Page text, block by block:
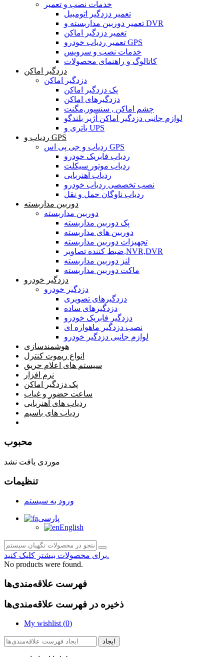
خدمات نصب و تعمیر
تعمیر دزدگیر اتومبیل
تعمیر دوربین مداربسته و DVR
تعمیر دزدگیر اماکن
تعمیر ردیاب خودرو GPS
خدمات نصب و سرویس
کاتالوگ و راهنمای محصولات
دزدگیر اماکن
دزدگیر اماکن
پک دزدگیر اماکن
دزدگیرهای اماکن
چشم اماکن , سنسور,مگنت
لوازم جانبی دزدگیر اماکن آژیر بلندگو
باتری و UPS
ردیاب و GPS
ردیاب و جی پی اس GPS
ردیاب فابریک خودرو
ردیاب موتور سیکلت
ردیاب آهنربایی
نصب تخصصی ردیاب خودرو
ردیاب ناوگان حمل و نقل
دوربین مداربسته
دوربین مداربسته
پک دوربین مداربسته
دوربین های مداربسته
تجهیزات دوربین مداربسته
ضبط کننده تصاویر,NVR,DVR
لنز دوربین مداربسته
ماکت دوربین مداربسته
دزدگیر خودرو
دزدگیر خودرو
دزدگیرهای تصویری
دزدگیرهای ساده
دزدگیر فابریک خودرو
نصب دزدگیر ماهواره ای
لوازم جانبی دزدگیر خودرو
هوشمندسازی
انواع ریموت کنترل
سیستم های اعلام حریق
نرم افزار
پک دزدگیر اماکن
ساعت حضور و غیاب
ردیاب های آهنربایی
ردیاب های باسیم
محبوب
موردی یافت نشد
تنظیمات
ورود به سیستم
پارسی
English
برای محصولات بیشتر کلیک کنید.
No products were found.
فهرست علاقه‌مندی‌ها
ذخیره در فهرست علاقه‌مندی‌ها
My wishlist (0)
ایجاد